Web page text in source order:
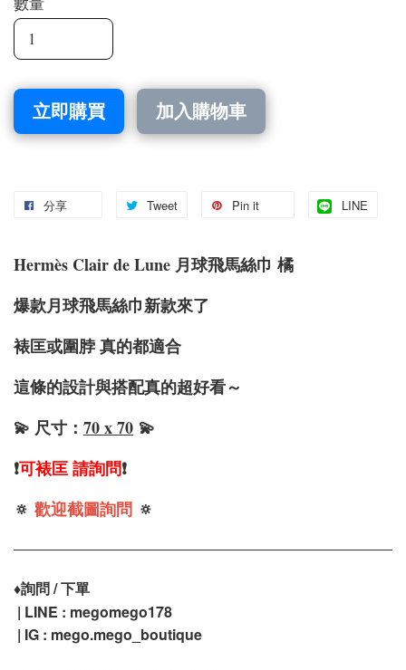
立即購買 加入購物車
分享 Tweet Pin it LINE
Hermès Clair de Lune 月球飛馬絲巾 橘
爆款月球飛馬絲巾新款來了
裱匡或圍脖 真的都適合
這條的設計與搭配真的超好看～
💫 尺寸： 70 x 70 💫
❗️可裱匡 請詢問❗️
🔅 歡迎截圖詢問 🔅
♦️詢問 / 下單
| LINE : megomego178
| IG : mego.mego_boutique